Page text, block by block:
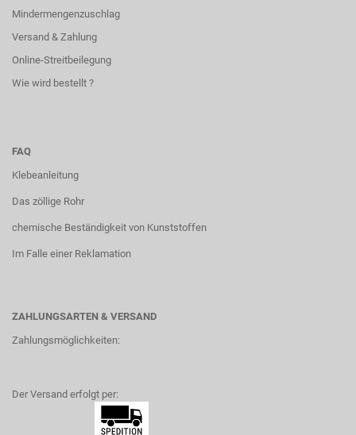
Mindermengenzuschlag
Versand & Zahlung
Online-Streitbeilegung
Wie wird bestellt ?
FAQ
Klebeanleitung
Das zöllige Rohr
chemische Beständigkeit von Kunststoffen
Im Falle einer Reklamation
ZAHLUNGSARTEN & VERSAND
Zahlungsmöglichkeiten:
Der Versand erfolgt per: